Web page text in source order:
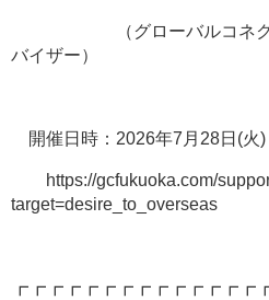
（グローバルコネクト
バイザー）
開催日時：2026年7月28日(
https://gcfukuoka.com/
target=desire_to_overseas